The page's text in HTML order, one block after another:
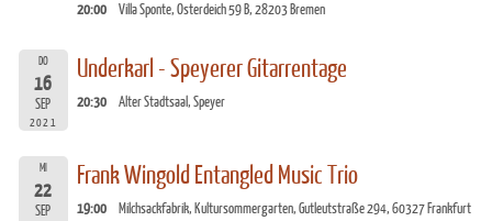
20:00 Villa Sponte, Osterdeich 59 B, 28203 Bremen
DO
16
SEP
2021
Underkarl - Speyerer Gitarrentage
20:30 Alter Stadtsaal, Speyer
MI
22
SEP
Frank Wingold Entangled Music Trio
19:00
Milchsackfabrik, Kultursommergarten, Gutleutstraße 294, 60327 Frankfurt